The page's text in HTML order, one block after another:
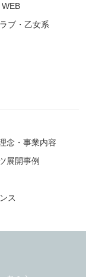
ブ・乙女系
念・事業内容
展開事例
ス